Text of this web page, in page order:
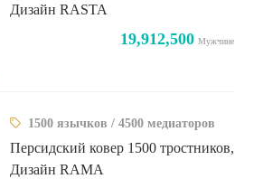
Дизайн RASTA
19,912,500 Мужчине
1500 язычков / 4500 медиаторов
Персидский ковер 1500 тростников,
Дизайн RAMA